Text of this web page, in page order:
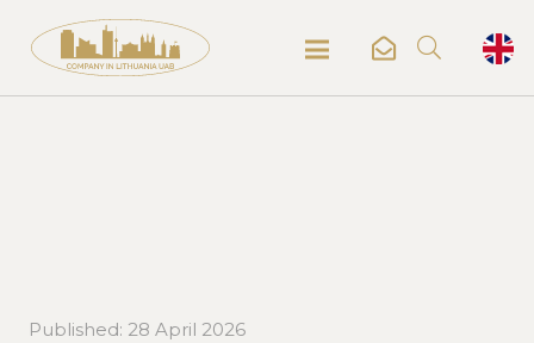
Published: 28 April 2026